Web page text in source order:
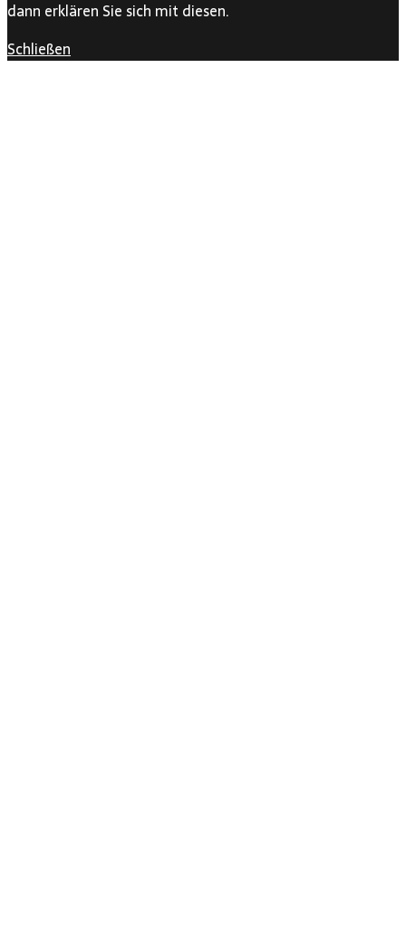
dann erklären Sie sich mit diesen.
Schließen